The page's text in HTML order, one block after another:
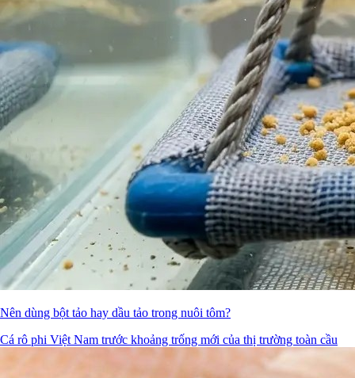
Nên dùng bột tảo hay dầu tảo trong nuôi tôm?
Cá rô phi Việt Nam trước khoảng trống mới của thị trường toàn cầu